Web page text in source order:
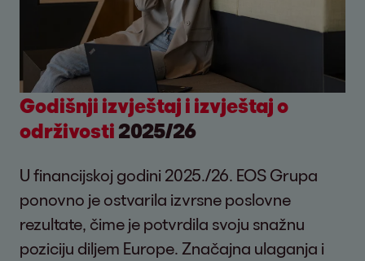
Godišnji izvještaj i izvještaj o
održivosti 2025/26
U financijskoj godini 2025./26. EOS Grupa
ponovno je ostvarila izvrsne poslovne
rezultate, čime je potvrdila svoju snažnu
poziciju diljem Europe. Značajna ulaganja i